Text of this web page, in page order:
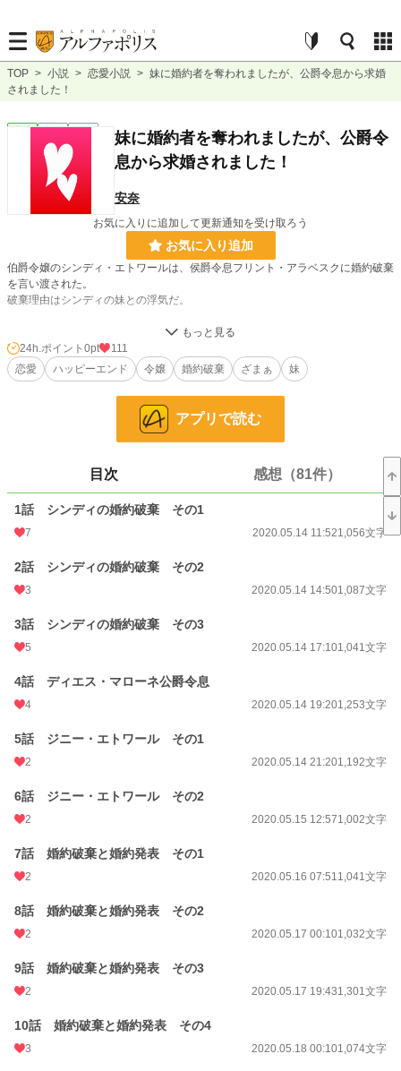
TOP > 小説 > 恋愛小説 > 妹に婚約者を奪われましたが、公爵令息から求婚
されました！
恋愛 完結 短編
妹に婚約者を奪われましたが、公爵令
息から求婚されました！
安奈
お気に入りに追加して更新通知を受け取ろう
お気に入り追加
伯爵令嬢のシンディ・エトワールは、侯爵令息フリント・アラベスクに婚約破棄
を言い渡された。
破棄理由はシンディの妹との浮気だ。
シンディは婚約者と妹の両方に裏切られ、悲しみの渦に巻き込まれる。
しかし、それを救ったのは公爵令息のディエス・マローネだった。
シンディはディエスの紳士的な態度に次第に心を許すようになっていく。
228,845 位 / 228,845 件
66,371 位 / 66,371 件
3,565
24h.ポイント 0 pt
文字数
更新日時 2020.07.06 19:05
初回公開日時
初回完結日時 2020.07.06 19:06
週間ポイント
月間ポイント 385 pt (39,318 位)
累計ポイント 2,892,638 pt (1,722 位)
24h.ポイント 0pt
111
恋愛
ハッピーエンド 令嬢 婚約破棄 ざまぁ 妹
アプリで読む
目次 感想（81件）
1話 シンディの婚約破棄 その1
7 2020.05.14 11:521,056文字
2話 シンディの婚約破棄 その2
3 2020.05.14 14:501,087文字
3話 シンディの婚約破棄 その3
5 2020.05.14 17:101,041文字
4話 ディエス・マローネ公爵令息
4 2020.05.14 19:201,253文字
5話 ジニー・エトワール その1
2 2020.05.14 21:201,192文字
6話 ジニー・エトワール その2
2 2020.05.15 12:571,002文字
7話 婚約破棄と婚約発表 その1
2 2020.05.16 07:511,041文字
8話 婚約破棄と婚約発表 その2
2 2020.05.17 00:101,032文字
9話 婚約破棄と婚約発表 その3
2 2020.05.17 19:431,301文字
10話 婚約破棄と婚約発表 その4
3 2020.05.18 00:101,074文字